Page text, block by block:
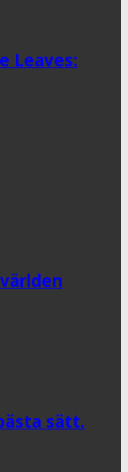
Leaves:
sätt.